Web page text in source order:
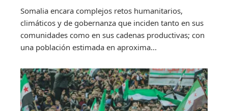
Somalia encara complejos retos humanitarios,
climáticos y de gobernanza que inciden tanto en sus
comunidades como en sus cadenas productivas; con
una población estimada en aproxima...